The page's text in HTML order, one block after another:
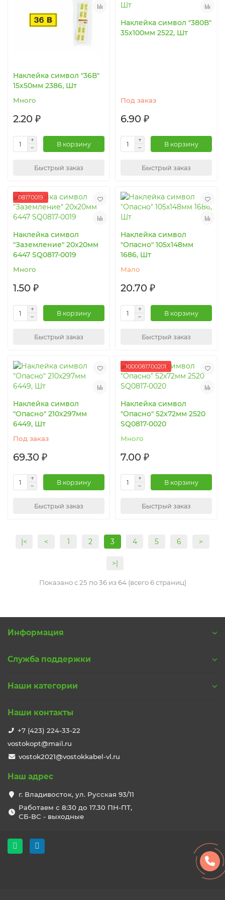
Наклейка символ "36В"
15х50мм 2386, Шт
Много
2.20 ₽
В корзину
Быстрый заказ
Наклейка символ "380В"
35х100мм 2522, Шт
Под заказ
6.90 ₽
В корзину
Быстрый заказ
08170019
Наклейка символ
"Заземление" 20х20мм
6447 SQ0817-0019
Много
1.50 ₽
В корзину
Быстрый заказ
Наклейка символ
"Опасно" 105х148мм
1686, Шт
Мало
20.70 ₽
В корзину
Быстрый заказ
Наклейка символ
"Опасно" 210х297мм
6449, Шт
Под заказ
69.30 ₽
В корзину
Быстрый заказ
1000081700201
Наклейка символ
"Опасно" 52х72мм 2520
SQ0817-0020
Много
7.00 ₽
В корзину
Быстрый заказ
|< < 1 2 3 4 5 6 >
>|
Показано с 25 по 36 из 64 (всего 6 страниц)
Информация
Служба поддержки
Наши категории
Наши контакты
+7 (423) 224-33-22
vostokopt@mail.ru
vostok2021@vostokkabel-vl.ru
Наш адрес
г. Владивосток, ул. Русская 93/11
Работаем с 8:30 до 17.30 ПН-ПТ,
СБ-ВС - выходные